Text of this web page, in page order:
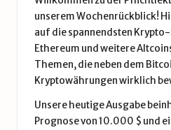
unserem Wochenrückblick!
auf die spannendsten
Ethereum und weitere
Themen, die neben dem
Kryptowährungen wirklich
Unsere heutige Ausgabe
Prognose von 10.000 $ und